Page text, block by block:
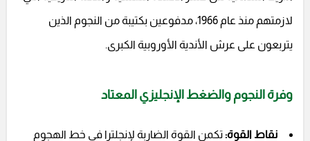
لازمتهم منذ عام 1966، مدفوعين بكتيبة من النجوم الذين
يتربعون على عرش الأندية الأوروبية الكبرى.
وفرة النجوم والضغط الإنجليزي المعتاد
نقاط القوة:تكمن القوة الضاربة لإنجلترا في خط الهجوم